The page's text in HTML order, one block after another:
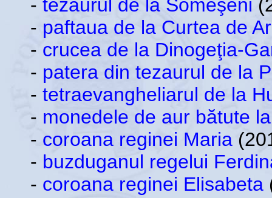
- tezaurul de la Someşeni
- paftaua de la Curtea de
- crucea de la Dinogeţia-
- patera din tezaurul de la
- tetraevangheliarul de la
- monedele de aur bătute
- coroana reginei Maria
- buzduganul regelui
- coroana reginei Elisabeta